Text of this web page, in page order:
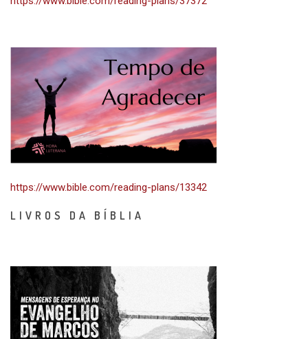
https://www.bible.com/reading-plans/13342
LIVROS DA BÍBLIA